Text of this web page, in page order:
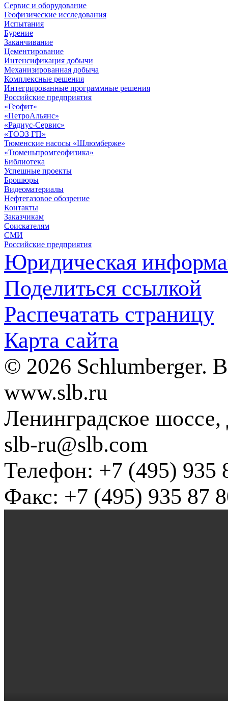
Сервис и оборудование
Геофизические исследования
Испытания
Бурение
Заканчивание
Цементирование
Интенсификация добычи
Механизированная добыча
Комплексные решения
Интегрированные программные решения
Российские предприятия
«Геофит»
«ПетроАльянс»
«Радиус-Сервис»
«ТОЭЗ ГП»
Тюменские насосы «Шлюмберже»
«Тюменьпромгеофизика»
Библиотека
Успешные проекты
Брошюры
Видеоматериалы
Нефтегазовое обозрение
Контакты
Заказчикам
Соискателям
СМИ
Российские предприятия
Юридическая
Поделиться ссылкой
Распечатать страницу
Карта сайта
© 2026 Schlumberger.
www.slb.ru
Ленинградское
slb-ru@slb.com
Телефон: +7 (495) 935
Факс: +7 (495) 935 87